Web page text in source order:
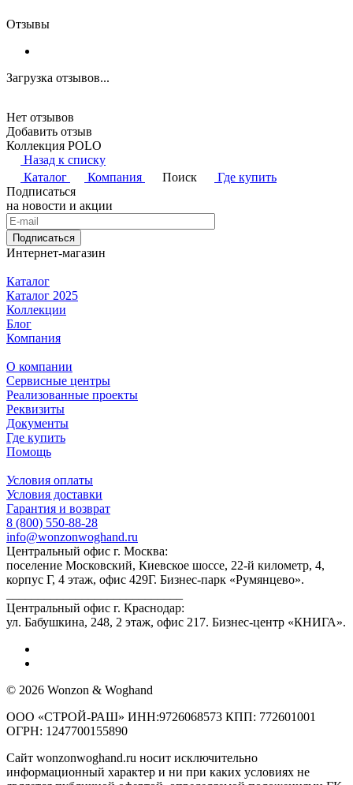
Отзывы
Загрузка отзывов...
Нет отзывов
Добавить отзыв
Коллекция POLO
Назад к списку
Каталог
Компания Поиск
Где купить
Подписаться
на новости и акции
Подписаться
Интернет-магазин
Каталог
Каталог 2025
Коллекции
Блог
Компания
О компании
Сервисные центры
Реализованные проекты
Реквизиты
Документы
Где купить
Помощь
Условия оплаты
Условия доставки
Гарантия и возврат
8 (800) 550-88-28
info@wonzonwoghand.ru
Центральный офис г. Москва:
поселение Московский, Киевское шоссе, 22-й километр, 4,
корпус Г, 4 этаж, офис 429Г. Бизнес-парк «Румянцево».
Центральный офис г. Краснодар:
ул. Бабушкина, 248, 2 этаж, офис 217. Бизнес-центр «КНИГА».
© 2026 Wonzon & Woghand
ООО «СТРОЙ-РАШ» ИНН:9726068573 КПП: 772601001
ОГРН: 1247700155890
Сайт wonzonwoghand.ru носит исключительно
информационный характер и ни при каких условиях не